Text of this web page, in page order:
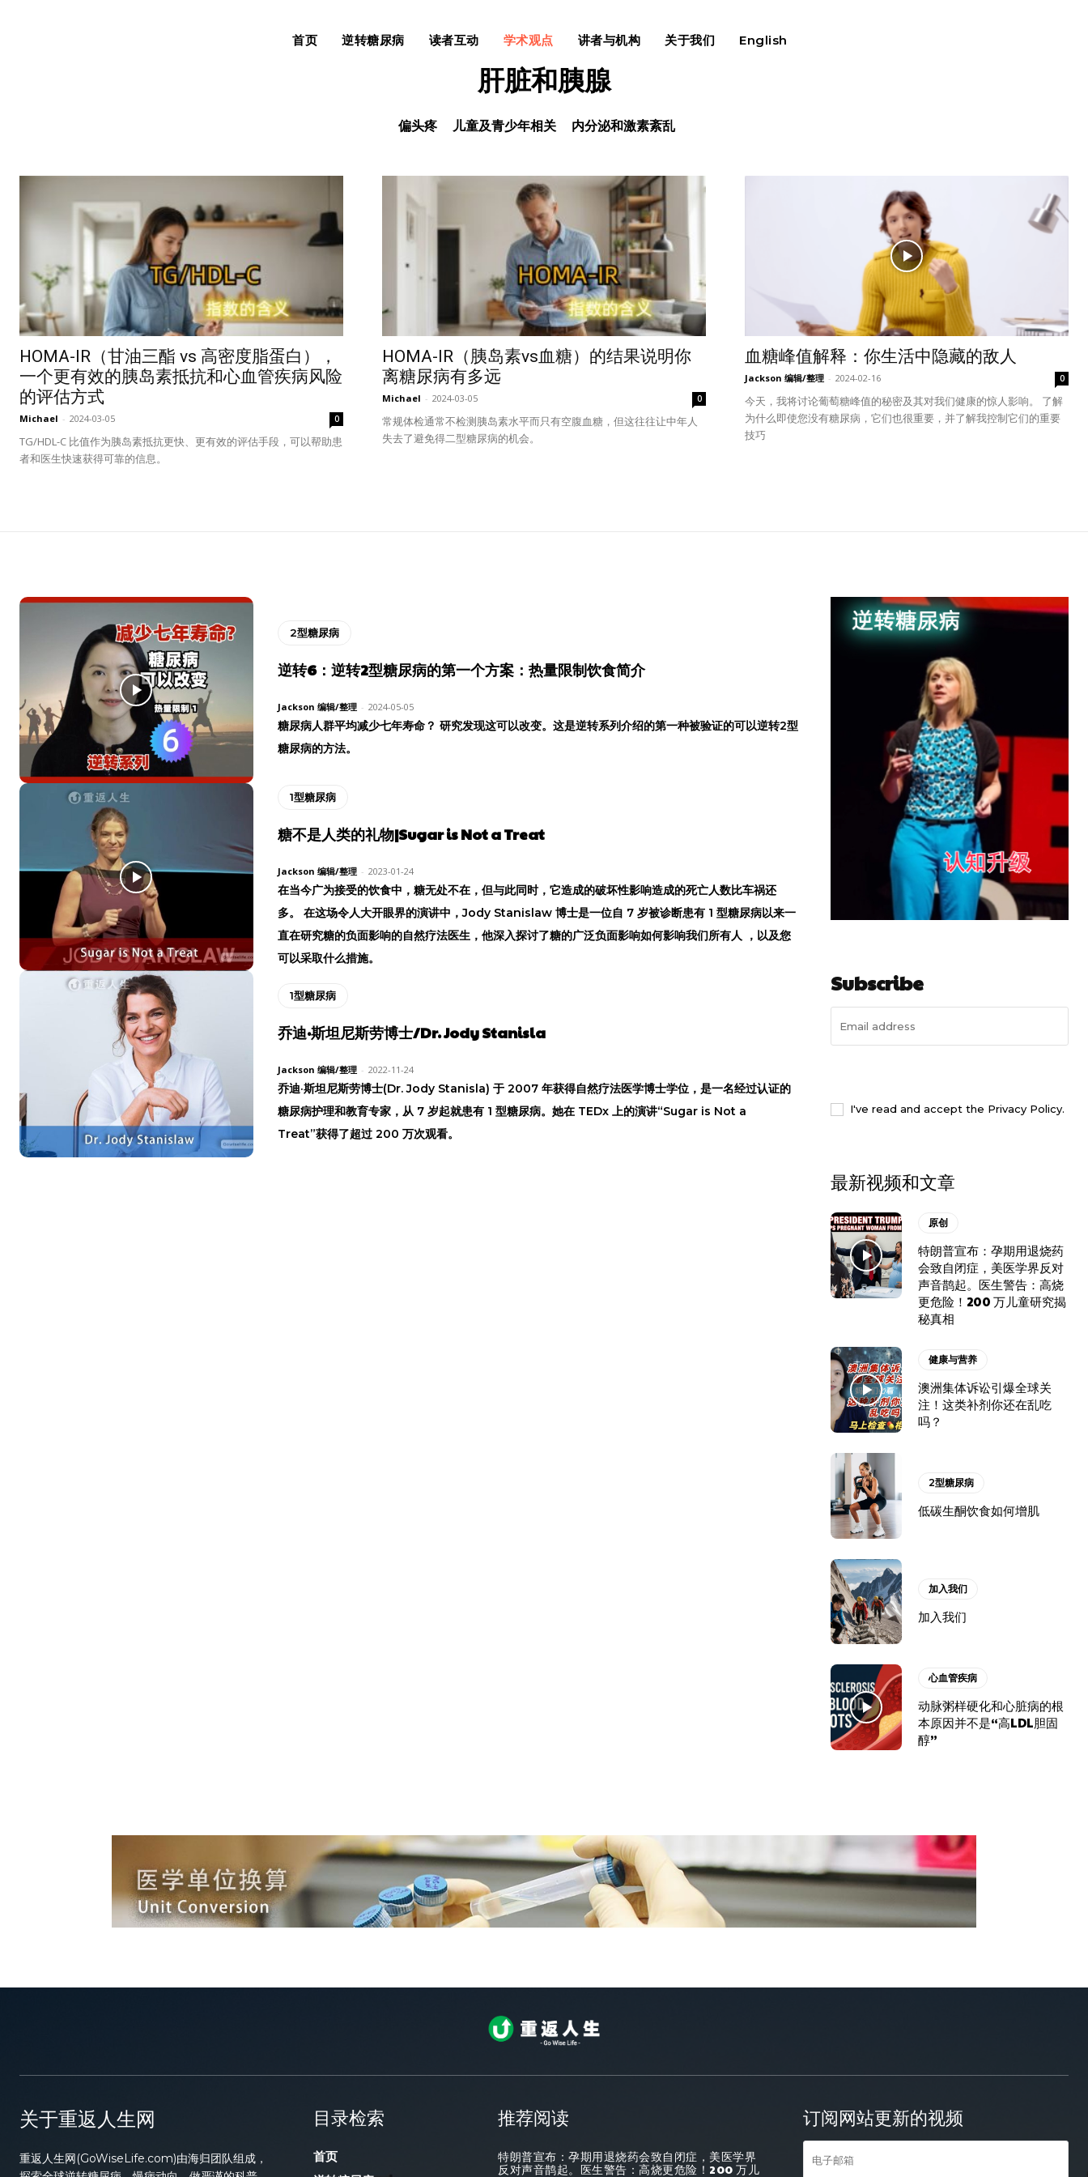
首页 逆转糖尿病 读者互动 学术观点 讲者与机构 关于我们 English
肝脏和胰腺
偏头疼 儿童及青少年相关 内分泌和激素紊乱
HOMA-IR（甘油三酯 vs 高密度脂蛋白），
一个更有效的胰岛素抵抗和心血管疾病风险
的评估方式
Michael - 2024-03-05 0
TG/HDL-C 比值作为胰岛素抵抗更快、更有效的评估手段，可以帮助患
者和医生快速获得可靠的信息。
HOMA-IR（胰岛素vs血糖）的结果说明你
离糖尿病有多远
Michael - 2024-03-05 0
常规体检通常不检测胰岛素水平而只有空腹血糖，但这往往让中年人
失去了避免得二型糖尿病的机会。
血糖峰值解释：你生活中隐藏的敌人
Jackson 编辑/整理 - 2024-02-16 0
今天，我将讨论葡萄糖峰值的秘密及其对我们健康的惊人影响。 了解
为什么即使您没有糖尿病，它们也很重要，并了解我控制它们的重要
技巧
2型糖尿病
逆转6：逆转2型糖尿病的第一个方案：热量限制饮食简介
Jackson 编辑/整理 - 2024-05-05
糖尿病人群平均减少七年寿命？ 研究发现这可以改变。这是逆转系列介绍的第一种被验证的可以逆转2型
糖尿病的方法。
1型糖尿病
糖不是人类的礼物|Sugar is Not a Treat
Jackson 编辑/整理 - 2023-01-24
在当今广为接受的饮食中，糖无处不在，但与此同时，它造成的破坏性影响造成的死亡人数比车祸还
多。 在这场令人大开眼界的演讲中，Jody Stanislaw 博士是一位自 7 岁被诊断患有 1 型糖尿病以来一
直在研究糖的负面影响的自然疗法医生，他深入探讨了糖的广泛负面影响如何影响我们所有人 ，以及您
可以采取什么措施。
1型糖尿病
乔迪·斯坦尼斯劳博士/Dr. Jody Stanisla
Jackson 编辑/整理 - 2022-11-24
乔迪·斯坦尼斯劳博士(Dr. Jody Stanisla) 于 2007 年获得自然疗法医学博士学位，是一名经过认证的
糖尿病护理和教育专家，从 7 岁起就患有 1 型糖尿病。她在 TEDx 上的演讲“Sugar is Not a
Treat”获得了超过 200 万次观看。
Subscribe
I've read and accept the Privacy Policy.
最新视频和文章
原创
特朗普宣布：孕期用退烧药
会致自闭症，美医学界反对
声音鹊起。医生警告：高烧
更危险！200 万儿童研究揭
秘真相
健康与营养
澳洲集体诉讼引爆全球关
注！这类补剂你还在乱吃
吗？
2型糖尿病
低碳生酮饮食如何增肌
加入我们
加入我们
心血管疾病
动脉粥样硬化和心脏病的根
本原因并不是“高LDL胆固
醇”
关于重返人生网
重返人生网(GoWiseLife.com)由海归团队组成，
目录检索
首页
推荐阅读
特朗普宣布：孕期用退烧药会致自闭症，美医学界
反对声音鹊起。医生警告：高烧更危险！200 万儿
订阅网站更新的视频